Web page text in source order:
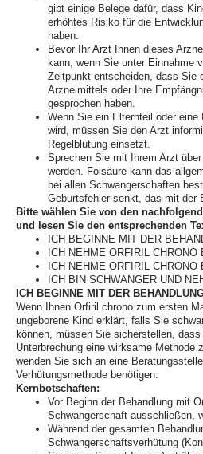
gibt einige Belege dafür, dass
erhöhtes Risiko für die
haben.
Bevor Ihr Arzt Ihnen dieses
kann, wenn Sie unter Einnahme
Zeitpunkt entscheiden, dass Sie
Arzneimittels oder Ihre
gesprochen haben.
Wenn Sie ein Elternteil oder
wird, müssen Sie den Arzt
Regelblutung einsetzt.
Sprechen Sie mit Ihrem Arzt
werden. Folsäure kann das
bei allen Schwangerschaften
Geburtsfehler senkt, das mit der
Bitte wählen Sie von den
und lesen Sie den entsprechenden
ICH BEGINNE MIT DER
ICH NEHME ORFIRIL
ICH NEHME ORFIRIL
ICH BIN SCHWANGER UND
ICH BEGINNE MIT DER
Wenn Ihnen Orfiril chrono zum ersten
ungeborene Kind erklärt, falls Sie
können, müssen Sie sicherstellen,
Unterbrechung eine wirksame Methode
wenden Sie sich an eine
Verhütungsmethode benötigen.
Kernbotschaften:
Vor Beginn der Behandlung mit
Schwangerschaft ausschließen,
Während der gesamten
Schwangerschaftsverhütung